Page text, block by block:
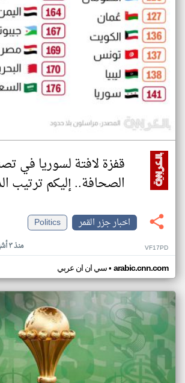
قفزة لافتة لسوريا في
الصحافة.. إليكم ترتيب
اخبار جزر القمر
Politics
منذ ٣ أشهر VF17PD
سي ان ان عربي• arabic.cnn.com